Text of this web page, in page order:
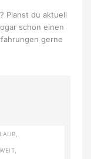
Planst du aktuell
schon einen
gerne